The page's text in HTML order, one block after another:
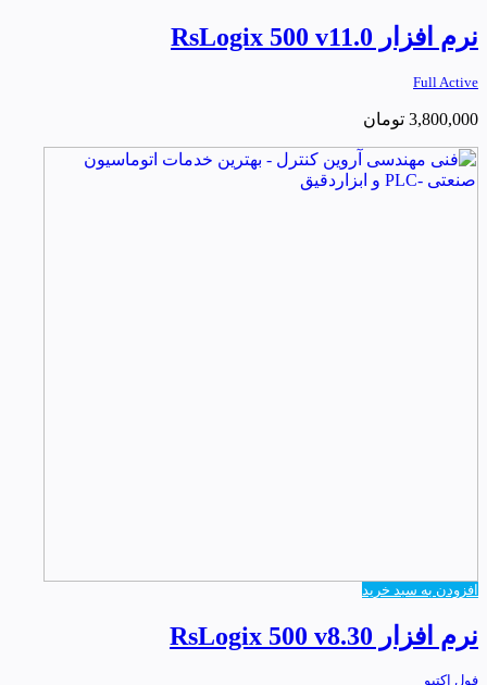
نرم افزار RsLogix 500 v11.0
Full Active
3,800,000 تومان
افزودن به سبد خرید
نرم افزار RsLogix 500 v8.30
فول اکتیو